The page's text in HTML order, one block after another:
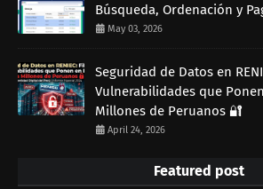
Búsqueda, Ordenación y
May 03, 2026
Seguridad de Datos en
Vulnerabilidades que
Millones de Peruanos 🔐
April 24, 2026
Featured post